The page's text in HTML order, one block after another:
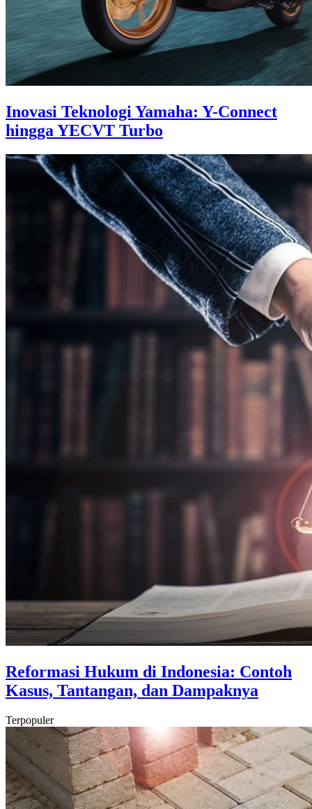
Inovasi Teknologi Yamaha: Y-Connect
hingga YECVT Turbo
Reformasi Hukum di Indonesia: Contoh
Kasus, Tantangan, dan Dampaknya
Terpopuler